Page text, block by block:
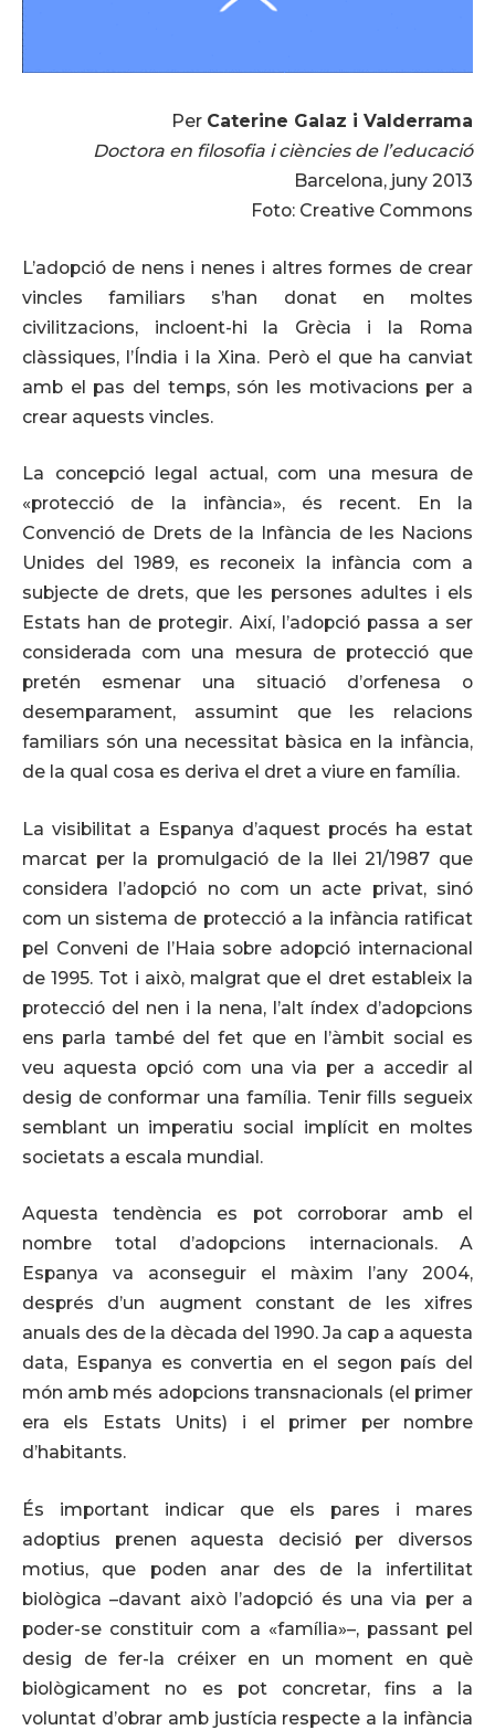
Per Caterine Galaz i Valderrama
Doctora en filosofia i ciències de l’educació
Barcelona, juny 2013
Foto: Creative Commons
L’adopció de nens i nenes i altres formes de crear
vincles familiars s’han donat en moltes
civilitzacions, incloent-hi la Grècia i la Roma
clàssiques, l’Índia i la Xina. Però el que ha canviat
amb el pas del temps, són les motivacions per a
crear aquests vincles.
La concepció legal actual, com una mesura de
«protecció de la infància», és recent. En la
Convenció de Drets de la Infància de les Nacions
Unides del 1989, es reconeix la infància com a
subjecte de drets, que les persones adultes i els
Estats han de protegir. Així, l’adopció passa a ser
considerada com una mesura de protecció que
pretén esmenar una situació d’orfenesa o
desemparament, assumint que les relacions
familiars són una necessitat bàsica en la infància,
de la qual cosa es deriva el dret a viure en família.
La visibilitat a Espanya d’aquest procés ha estat
marcat per la promulgació de la llei 21/1987 que
considera l’adopció no com un acte privat, sinó
com un sistema de protecció a la infància ratificat
pel Conveni de l’Haia sobre adopció internacional
de 1995. Tot i això, malgrat que el dret estableix la
protecció del nen i la nena, l’alt índex d’adopcions
ens parla també del fet que en l’àmbit social es
veu aquesta opció com una via per a accedir al
desig de conformar una família. Tenir fills segueix
semblant un imperatiu social implícit en moltes
societats a escala mundial.
Aquesta tendència es pot corroborar amb el
nombre total d’adopcions internacionals. A
Espanya va aconseguir el màxim l’any 2004,
després d’un augment constant de les xifres
anuals des de la dècada del 1990. Ja cap a aquesta
data, Espanya es convertia en el segon país del
món amb més adopcions transnacionals (el primer
era els Estats Units) i el primer per nombre
d’habitants.
És important indicar que els pares i mares
adoptius prenen aquesta decisió per diversos
motius, que poden anar des de la infertilitat
biològica –davant això l’adopció és una via per a
poder-se constituir com a «família»–, passant pel
desig de fer-la créixer en un moment en què
biològicament no es pot concretar, fins a la
voluntat d’obrar amb justícia respecte a la infància